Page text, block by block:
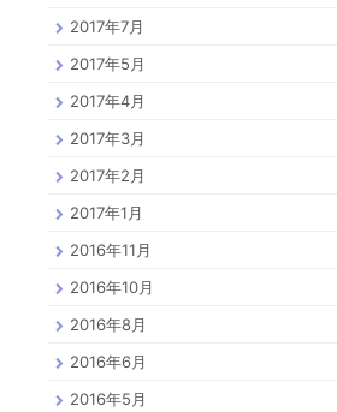
2017年7月
2017年5月
2017年4月
2017年3月
2017年2月
2017年1月
2016年11月
2016年10月
2016年8月
2016年6月
2016年5月